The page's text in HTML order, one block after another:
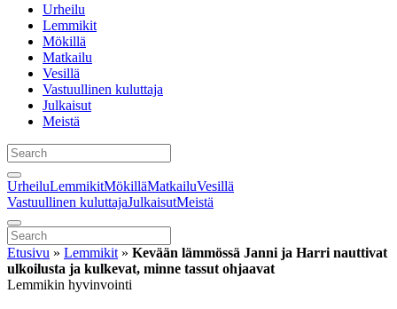
Urheilu
Lemmikit
Mökillä
Matkailu
Vesillä
Vastuullinen kuluttaja
Julkaisut
Meistä
UrheiluLemmikitMökilläMatkailuVesillä
Vastuullinen kuluttajaJulkaisutMeistä
Etusivu » Lemmikit » Kevään lämmössä Janni ja Harri nauttivat
ulkoilusta ja kulkevat, minne tassut ohjaavat
Lemmikin hyvinvointi